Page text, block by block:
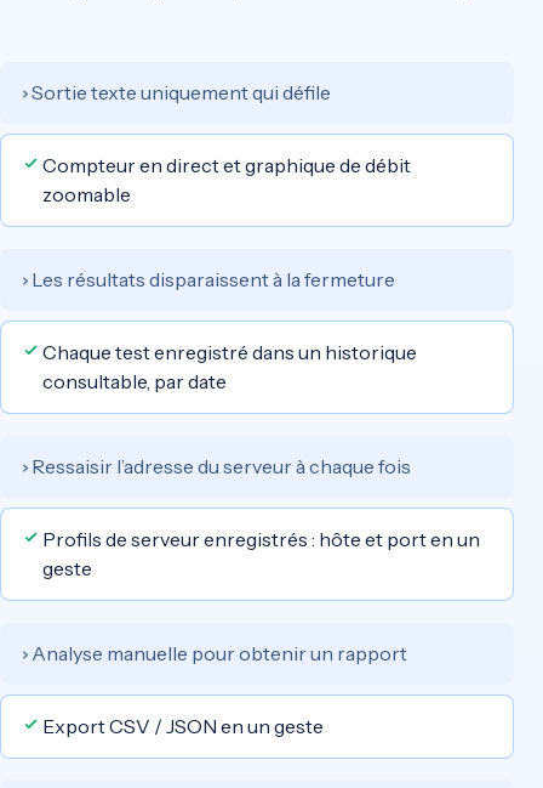
›Sortie texte uniquement qui défile
Compteur en direct et graphique de débit
zoomable
› Les résultats disparaissent à la fermeture
Chaque test enregistré dans un historique
consultable, par date
› Ressaisir l’adresse du serveur à chaque fois
Profils de serveur enregistrés : hôte et port en un
geste
› Analyse manuelle pour obtenir un rapport
Export CSV / JSON en un geste